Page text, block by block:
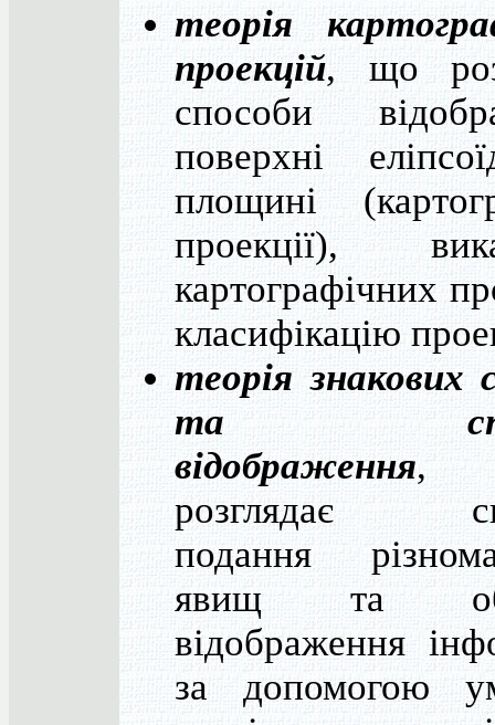
теорія
проекцій, що
способи
поверхні
площині
проекції),
картографічних
класифікацію
теорія знакових
та
відображення,
розглядає
подання
явищ та
відображення
за допомогою